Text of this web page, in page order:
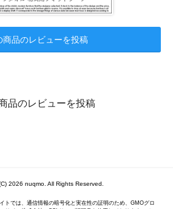
商品のレビューを投稿
品のレビューを投稿
2026 nuqmo. All Rights Reserved.
トでは、通信情報の暗号化と実在性の証明のため、GMOグロ